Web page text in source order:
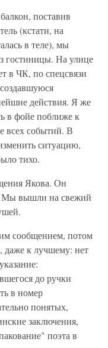
поставив
(кстати, на
в теле), мы
гостиницы. На улице
в ЧК, по спецсвязи
действия. Я же
в фойе поближе к
всех событий. В
ситуацию,
тихо.
Якова. Он
Мы вышли на свежий
сообщением, потом
даже к лучшему: нет
до ручки
в номер
понятых,
заключения,
поэта в